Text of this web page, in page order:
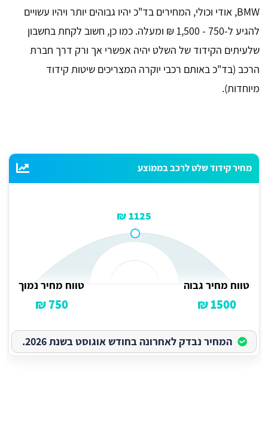
BMW, אודי וכולי, המחירים בד"כ יהיו גבוהים יותר ויהיו עשויים
להגיע ל-750 - 1,500 ₪ ומעלה. כמו כן, חשוב לקחת בחשבון
שלעיתים הקידוד של השלט יהיה אפשרי אך ורק דרך חברת
הרכב (בד"כ באותם רכבי יוקרה המצריכים שיטות קידוד
מיוחדות).
מחיר קידוד שלט לרכב בממוצע
1125 ₪
טווח מחיר גבוה
1500 ₪
טווח מחיר נמוך
750 ₪
המחיר נבדק לאחרונה בחודש אוגוסט בשנת 2026.